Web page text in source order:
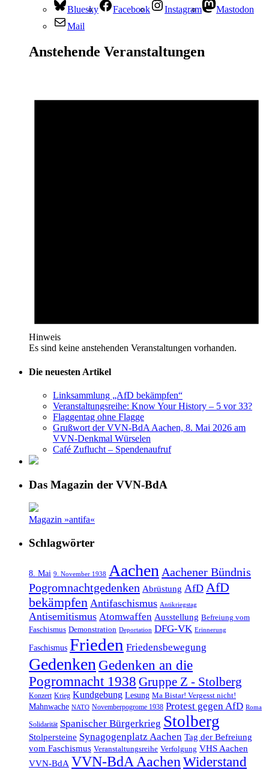
Bluesky Facebook Instagram
Mastodon
Mail
Anstehende Veranstaltungen
Hinweis
Es sind keine anstehenden Veranstaltungen vorhanden.
Die neuesten Artikel
Linksammlung „AfD bekämpfen“
Veranstaltungsreihe: Know Your History – 5 vor 33?
Flaggentag ohne Flagge
Grußwort der VVN-BdA Aachen, 8. Mai 2026 am
VVN-Denkmal Würselen
Café Zuflucht – Spendenaufruf
Das Magazin der VVN-BdA
Magazin »antifa«
Schlagwörter
8. Mai 9. November 1938 Aachen Aachener Bündnis
Pogromnachtgedenken Abrüstung AfD AfD
bekämpfen Antifaschismus Antikriegstag
Antisemitismus Atomwaffen Ausstellung Befreiung vom
Faschismus Demonstration Deportation DFG-VK Erinnerung
Faschismus Frieden Friedensbewegung
Gedenken Gedenken an die
Pogromnacht 1938 Gruppe Z - Stolberg
Konzert Krieg Kundgebung Lesung Ma Bistar! Vergesst nicht!
Mahnwache NATO Novemberpogrome 1938 Protest gegen AfD Roma
Solidarität Spanischer Bürgerkrieg Stolberg
Stolpersteine Synagogenplatz Aachen Tag der Befreiung
vom Faschismus Veranstaltungsreihe Verfolgung VHS Aachen
VVN-BdA VVN-BdA AachenWiderstand